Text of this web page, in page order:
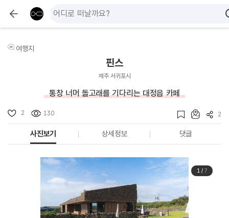
여행지
핀스
제주 서귀포시
통창 너머 돌고래를 기다리는 대정읍 카페
2 130 2
사진보기 상세정보 댓글
1/ 7